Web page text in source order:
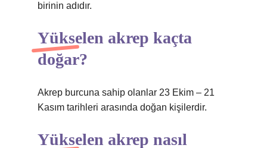
birinin adıdır.
Yükselen akrep kaçta
doğar?
Akrep burcuna sahip olanlar 23 Ekim – 21
Kasım tarihleri ​​arasında doğan kişilerdir.
Yükselen akrep nasıl